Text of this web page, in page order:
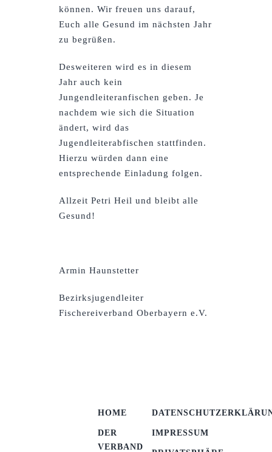
können. Wir freuen uns darauf,
Euch alle Gesund im nächsten Jahr
zu begrüßen.
Desweiteren wird es in diesem
Jahr auch kein
Jungendleiteranfischen geben. Je
nachdem wie sich die Situation
ändert, wird das
Jugendleiterabfischen stattfinden.
Hierzu würden dann eine
entsprechende Einladung folgen.
Allzeit Petri Heil und bleibt alle
Gesund!
Armin Haunstetter
Bezirksjugendleiter
Fischereiverband Oberbayern e.V.
HOME
DER
VERBAND
IMPRESSUM